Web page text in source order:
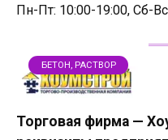
Пн-Пт: 10:00-19:00, Сб-
БЕТОН, РАСТВОР
Торговая фирма —